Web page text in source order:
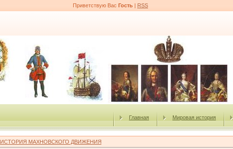
Приветствую Вас Гость | RSS
Главная Мировая история
ИСТОРИЯ МАХНОВСКОГО ДВИЖЕНИЯ